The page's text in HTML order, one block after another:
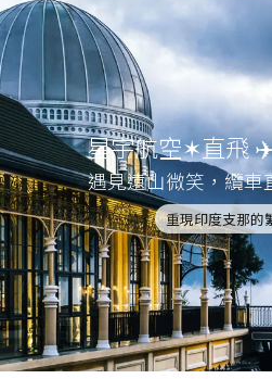
星宇航空✶直飛
遇見遠山微笑，纜
重現印度支那的